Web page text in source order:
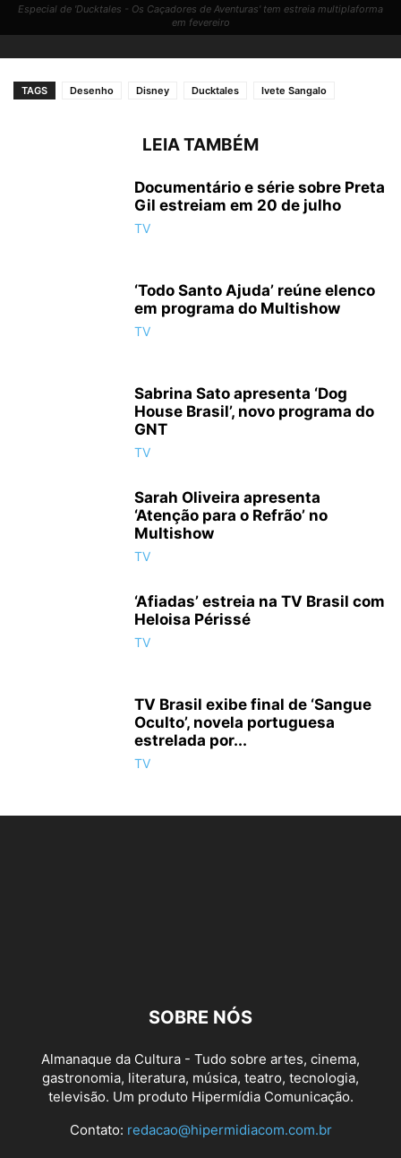
Especial de 'Ducktales - Os Caçadores de Aventuras' tem estreia multiplaforma
em fevereiro
Especial de 'Ducktales - Os Caçadores de Aventuras' tem estreia multiplaforma
Especial de 'Ducktales - Os Caçadores de Aventuras' tem estreia multiplaforma
TAGS Desenho Disney Ducktales Ivete Sangalo
LEIA TAMBÉM
Documentário e série sobre Preta
Gil estreiam em 20 de julho
TV
‘Todo Santo Ajuda’ reúne elenco
em programa do Multishow
TV
Sabrina Sato apresenta ‘Dog
House Brasil’, novo programa do
GNT
TV
Sarah Oliveira apresenta
‘Atenção para o Refrão’ no
Multishow
TV
‘Afiadas’ estreia na TV Brasil com
Heloisa Périssé
TV
TV Brasil exibe final de ‘Sangue
Oculto’, novela portuguesa
estrelada por...
TV
SOBRE NÓS
Almanaque da Cultura - Tudo sobre artes, cinema,
gastronomia, literatura, música, teatro, tecnologia,
televisão. Um produto Hipermídia Comunicação.
Contato: redacao@hipermidiacom.com.br